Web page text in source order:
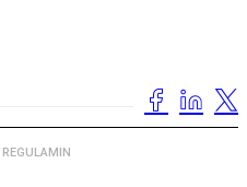
REGULAMIN